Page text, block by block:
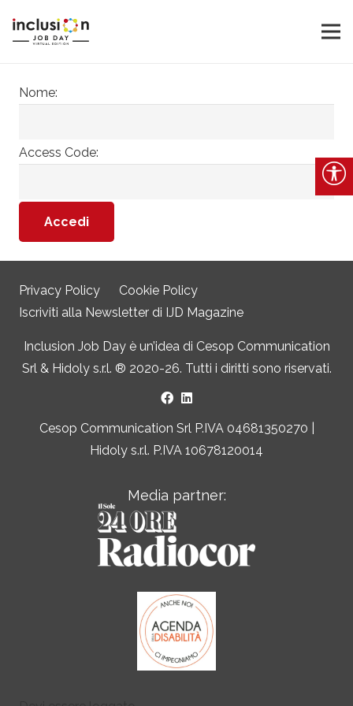
Nome:
Access Code:
Privacy Policy
Cookie Policy
Iscriviti alla Newsletter di IJD Magazine
Inclusion Job Day è un’idea di Cesop Communication
Srl& Hidoly s.r.l. ® 2020-26. Tutti i diritti sono riservati.
Cesop Communication Srl P.IVA 04681350270 |
Hidoly s.r.l. P.IVA 10678120014
Media partner: